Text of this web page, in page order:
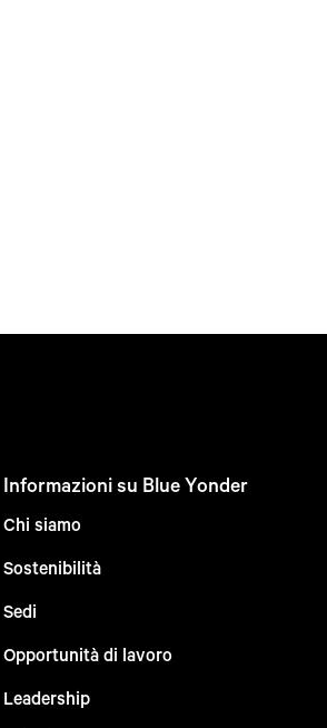
Informazioni su Blue Yonder
Chi siamo
Sostenibilità
Sedi
Opportunità di lavoro
Leadership